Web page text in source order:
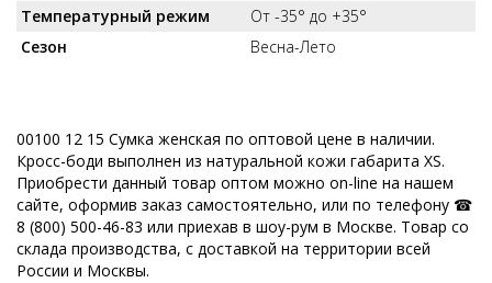
Температурный режим
От -35° до +35°
Сезон
Весна-Лето
00100 12 15 Сумка женская по оптовой цене в наличии.
Кросс-боди выполнен из натуральной кожи габарита XS.
Приобрести данный товар оптом можно on-line на нашем
сайте, оформив заказ самостоятельно, или по телефону ☎
8 (800) 500-46-83 или приехав в шоу-рум в Москве. Товар со
склада производства, с доставкой на территории всей
России и Москвы.